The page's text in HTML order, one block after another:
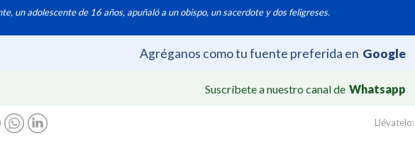
un adolescente de 16 años, apuñaló a un obispo, un sacerdote y dos feligreses.
Agréganos como tu fuente preferida en Google
Suscríbete a nuestro canal de Whatsapp
Llévatelo: